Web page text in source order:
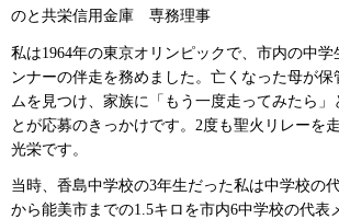
のと共栄信用金庫 専務理事
私は1964年の東京オリンピックで、市内の中学
ンナーの伴走を務めました。亡くなった母が
ムを見つけ、家族に「もう一度走ってみたら」
とが応募のきっかけです。2度も聖火リレーを
光栄です。
当時、香島中学校の3年生だった私は中学校の
から能美市までの1.5キロを市内6中学校の代表